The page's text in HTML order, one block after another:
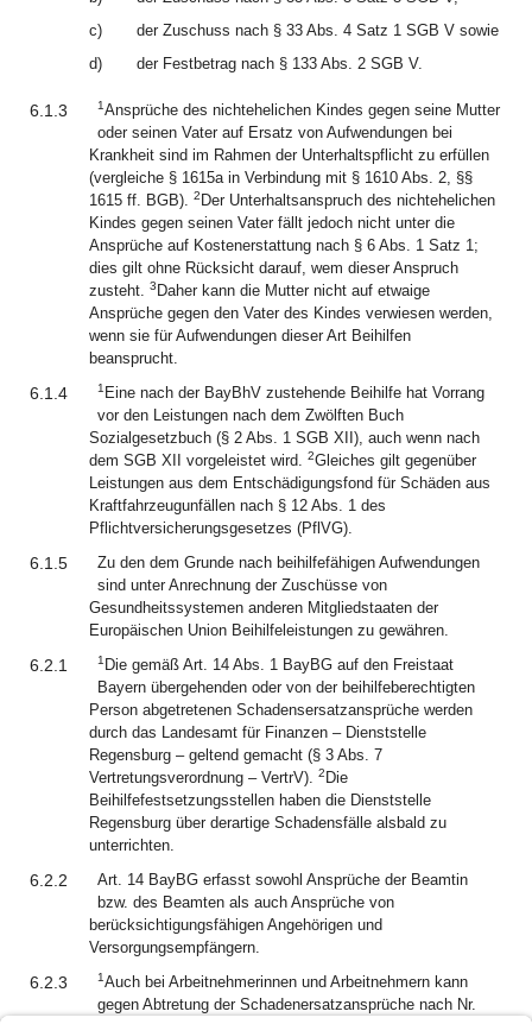
c)
der Zuschuss nach § 33 Abs. 4 Satz 1 SGB V sowie
d)
der Festbetrag nach § 133 Abs. 2 SGB V.
6.1.3 1Ansprüche des nichtehelichen Kindes gegen seine Mutter
oder seinen Vater auf Ersatz von Aufwendungen bei
Krankheit sind im Rahmen der Unterhaltspflicht zu erfüllen
(vergleiche § 1615a in Verbindung mit § 1610 Abs. 2, §§
1615 ff. BGB). 2 Der Unterhaltsanspruch des nichtehelichen
Kindes gegen seinen Vater fällt jedoch nicht unter die
Ansprüche auf Kostenerstattung nach § 6 Abs. 1 Satz 1;
dies gilt ohne Rücksicht darauf, wem dieser Anspruch
zusteht. 3 Daher kann die Mutter nicht auf etwaige
Ansprüche gegen den Vater des Kindes verwiesen werden,
wenn sie für Aufwendungen dieser Art Beihilfen
beansprucht.
6.1.4 1 Eine nach der BayBhV zustehende Beihilfe hat Vorrang
vor den Leistungen nach dem Zwölften Buch
Sozialgesetzbuch (§ 2 Abs. 1 SGB XII), auch wenn nach
dem SGB XII vorgeleistet wird. 2Gleiches gilt gegenüber
Leistungen aus dem Entschädigungsfond für Schäden aus
Kraftfahrzeugunfällen nach § 12 Abs. 1 des
Pflichtversicherungsgesetzes (PflVG).
6.1.5
Zu den dem Grunde nach beihilfefähigen Aufwendungen
sind unter Anrechnung der Zuschüsse von
Gesundheitssystemen anderen Mitgliedstaaten der
Europäischen Union Beihilfeleistungen zu gewähren.
6.2.1 1 Die gemäß Art. 14 Abs. 1 BayBG auf den Freistaat
Bayern übergehenden oder von der beihilfeberechtigten
Person abgetretenen Schadensersatzansprüche werden
durch das Landesamt für Finanzen – Dienststelle
Regensburg – geltend gemacht (§ 3 Abs. 7
Vertretungsverordnung – VertrV). 2 Die
Beihilfefestsetzungsstellen haben die Dienststelle
Regensburg über derartige Schadensfälle alsbald zu
unterrichten.
6.2.2
Art. 14 BayBG erfasst sowohl Ansprüche der Beamtin
bzw. des Beamten als auch Ansprüche von
berücksichtigungsfähigen Angehörigen und
Versorgungsempfängern.
6.2.3 1Auch bei Arbeitnehmerinnen und Arbeitnehmern kann
gegen Abtretung der Schadenersatzansprüche nach Nr.